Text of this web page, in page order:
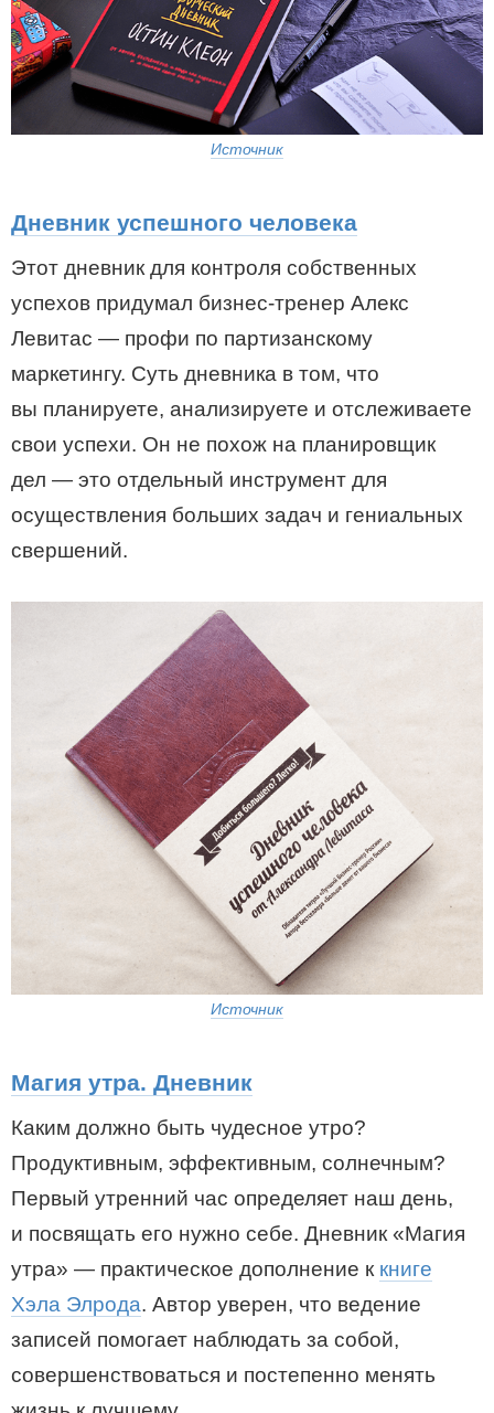
Источник
Дневник успешного человека
Этот дневник для контроля собственных
успехов придумал бизнес-тренер Алекс
Левитас — профи по партизанскому
маркетингу. Суть дневника в том, что
вы планируете, анализируете и отслеживаете
свои успехи. Он не похож на планировщик
дел — это отдельный инструмент для
осуществления больших задач и гениальных
свершений.
Источник
Магия утра. Дневник
Каким должно быть чудесное утро?
Продуктивным, эффективным, солнечным?
Первый утренний час определяет наш день,
и посвящать его нужно себе. Дневник «Магия
утра» — практическое дополнение к книге
Хэла Элрода. Автор уверен, что ведение
записей помогает наблюдать за собой,
совершенствоваться и постепенно менять